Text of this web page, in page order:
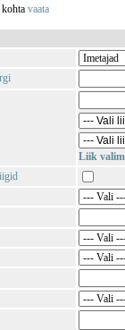
vaata
Liik